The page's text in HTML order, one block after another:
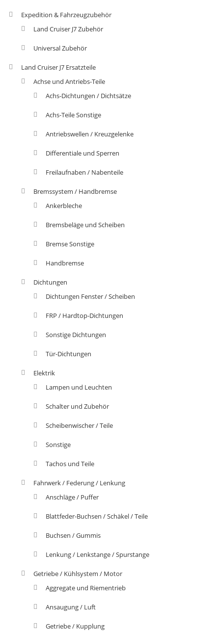
Expedition & Fahrzeugzubehör
Land Cruiser J7 Zubehör
Universal Zubehör
Land Cruiser J7 Ersatzteile
Achse und Antriebs-Teile
Achs-Dichtungen / Dichtsätze
Achs-Teile Sonstige
Antriebswellen / Kreuzgelenke
Differentiale und Sperren
Freilaufnaben / Nabenteile
Bremssystem / Handbremse
Ankerbleche
Bremsbeläge und Scheiben
Bremse Sonstige
Handbremse
Dichtungen
Dichtungen Fenster / Scheiben
FRP / Hardtop-Dichtungen
Sonstige Dichtungen
Tür-Dichtungen
Elektrik
Lampen und Leuchten
Schalter und Zubehör
Scheibenwischer / Teile
Sonstige
Tachos und Teile
Fahrwerk / Federung / Lenkung
Anschläge / Puffer
Blattfeder-Buchsen / Schäkel / Teile
Buchsen / Gummis
Lenkung / Lenkstange / Spurstange
Getriebe / Kühlsystem / Motor
Aggregate und Riementrieb
Ansaugung / Luft
Getriebe / Kupplung